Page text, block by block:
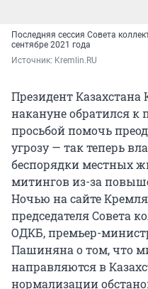
Последняя сессия Совета
сентябре 2021 года
Источник: Kremlin.RU
Президент
накануне обратился к
просьбой помочь
угрозу — так теперь
беспорядки местных
митингов из-за
Ночью на сайте
председателя Совета
ОДКБ, премьер-
Пашиняна о том, что
направляются в
нормализации